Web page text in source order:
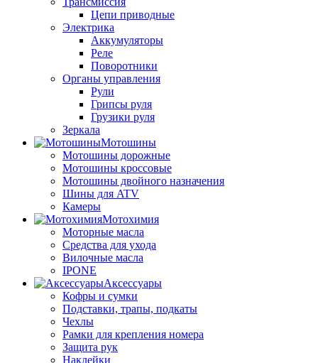
Цепи приводные
Электрика
Аккумуляторы
Реле
Поворотники
Органы управления
Рули
Грипсы руля
Грузики руля
Зеркала
Мотошины
Мотошины дорожные
Мотошины кроссовые
Мотошины двойного назначения
Шины для ATV
Камеры
Мотохимия
Моторные масла
Средства для ухода
Вилочные масла
IPONE
Аксессуары
Кофры и сумки
Подставки, трапы, подкаты
Чехлы
Рамки для крепления номера
Защита рук
Наклейки